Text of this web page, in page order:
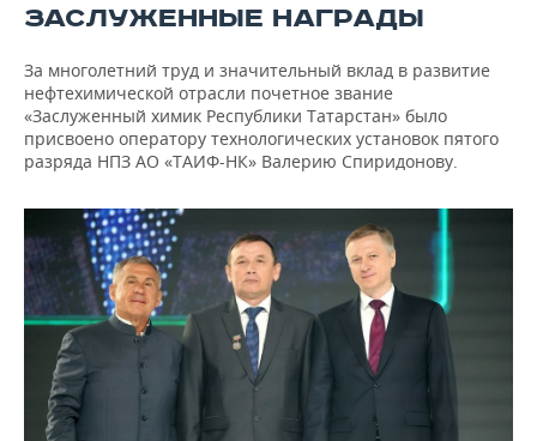
ЗАСЛУЖЕННЫЕ НАГРАДЫ
За многолетний труд и значительный вклад в развитие
нефтехимической отрасли почетное звание
«Заслуженный химик Республики Татарстан» было
присвоено оператору технологических установок пятого
разряда НПЗ АО «ТАИФ-НК» Валерию Спиридонову.